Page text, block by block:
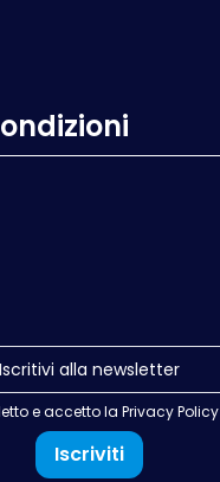
e accetto la Privacy Policy
Iscriviti